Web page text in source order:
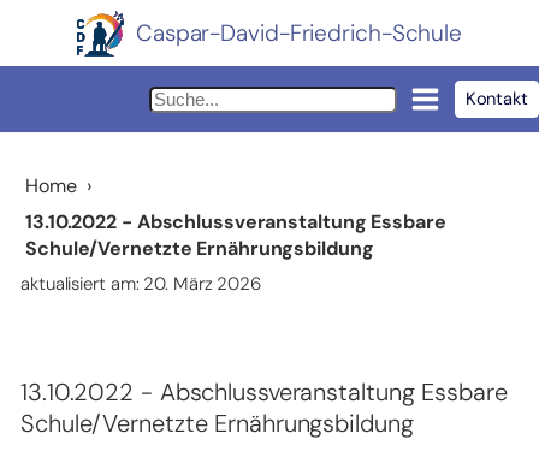
Caspar-David-Friedrich-Schule
Kontakt
Home ›
13.10.2022 - Abschlussveranstaltung Essbare
Schule/Vernetzte Ernährungsbildung
aktualisiert am: 20. März 2026
13.10.2022 - Abschlussveranstaltung Essbare
Schule/Vernetzte Ernährungsbildung